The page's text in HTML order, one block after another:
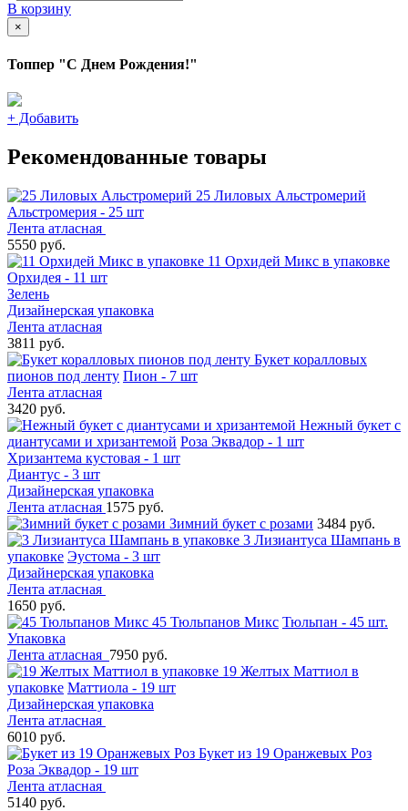
В корзину
×
Топпер "С Днем Рождения!"
+ Добавить
Рекомендованные товары
25 Лиловых Альстромерий
Альстромерия - 25 шт
Лента атласная
5550 руб.
11 Орхидей Микс в упаковке
Орхидея - 11 шт
Зелень
Дизайнерская упаковка
Лента атласная
3811 руб.
Букет коралловых
пионов под ленту Пион - 7 шт
Лента атласная
3420 руб.
Нежный букет с
диантусами и хризантемой Роза Эквадор - 1 шт
Хризантема кустовая - 1 шт
Диантус - 3 шт
Дизайнерская упаковка
Лента атласная 1575 руб.
Зимний букет с розами 3484 руб.
3 Лизиантуса Шампань в
упаковке Эустома - 3 шт
Дизайнерская упаковка
Лента атласная
1650 руб.
45 Тюльпанов Микс Тюльпан - 45 шт.
Упаковка
Лента атласная 7950 руб.
19 Желтых Маттиол в
упаковке Маттиола - 19 шт
Дизайнерская упаковка
Лента атласная
6010 руб.
Букет из 19 Оранжевых Роз
Роза Эквадор - 19 шт
Лента атласная
5140 руб.